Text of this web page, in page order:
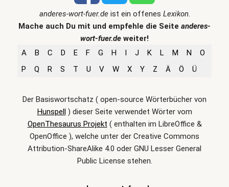
anderes-wort-fuer.deist ein offenes Lexikon.
Mache auch Du mit und empfehle die Seite anderes-
wort-fuer.de weiter!
A
B C D E F G H I J K L M N
O
P
Q R S T U V W X Y Z Ä Ö Ü
Der Basiswortschatz ( open-source Wörterbücher von
Hunspell) dieser Seite verwendet Wörter vom
OpenThesaurus Projekt ( enthalten im LibreOffice &
OpenOffice ), welche unter der Creative Commons
Attribution-ShareAlike 4.0 oder GNU Lesser General
Public License stehen.